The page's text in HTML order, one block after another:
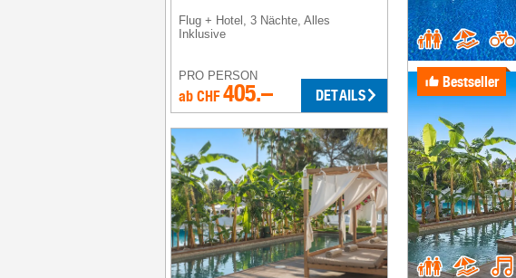
Flug + Hotel 3 Nächte , Alles
Inklusive
PRO PERSON
ab CHF 405.– DETAILS
Bestseller